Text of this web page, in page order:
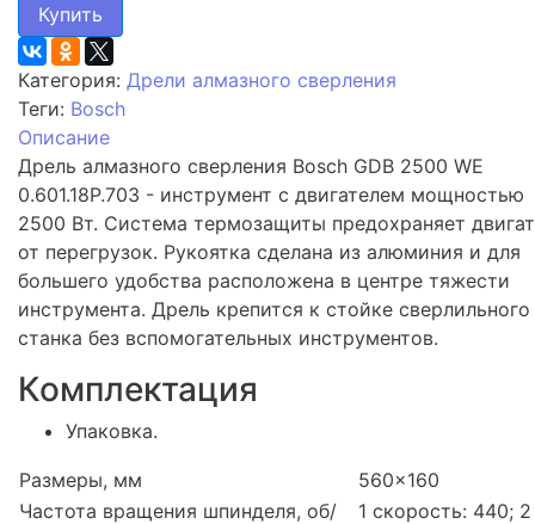
Купить
Категория: Дрели алмазного сверления
Теги: Bosch
Описание
Дрель алмазного сверления Bosch GDB 2500 WE
0.601.18P.703 - инструмент с двигателем мощностью
2500 Вт. Система термозащиты предохраняет
от перегрузок. Рукоятка сделана из алюминия и для
большего удобства расположена в центре тяжести
инструмента. Дрель крепится к стойке сверлильного
станка без вспомогательных инструментов.
Комплектация
Упаковка.
Размеры, мм
560x160
Частота вращения шпинделя, об/
1 скорость: 440; 2